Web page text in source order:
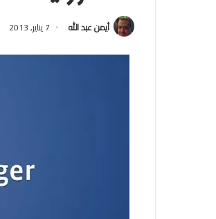
أيمن عبد الله 7 يناير, 2013